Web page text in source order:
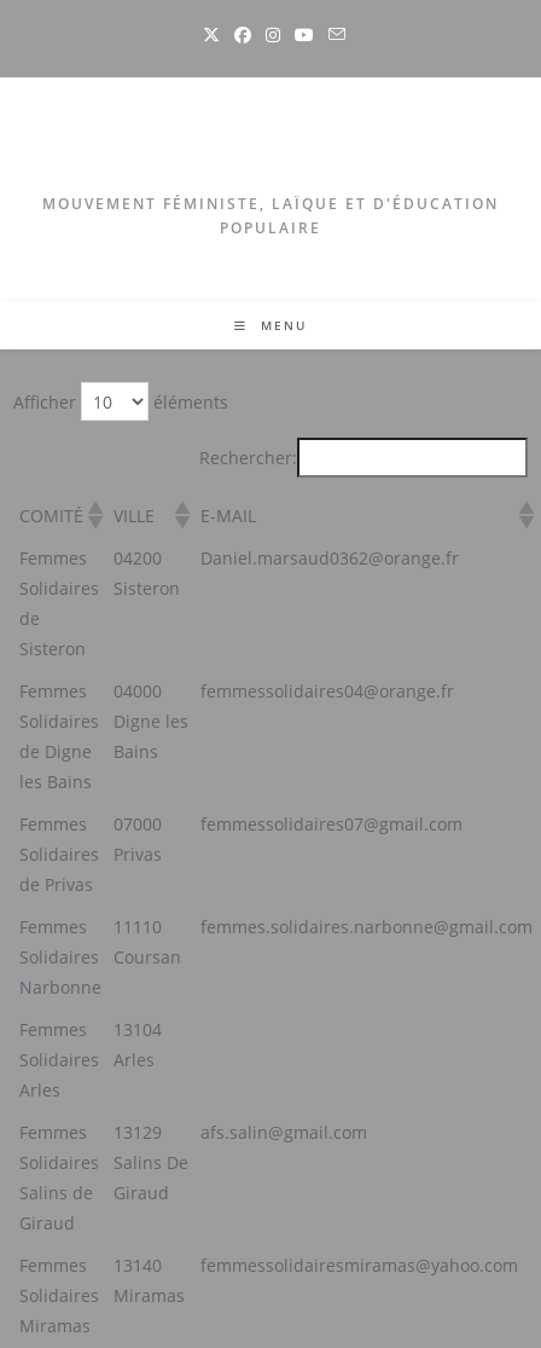
content
MOUVEMENT FÉMINISTE, LAÏQUE ET D'ÉDUCATION
POPULAIRE
MENU
Afficher éléments
Rechercher:
COMITÉ VILLE
E-MAIL
Femmes
Solidaires
de
Sisteron
04200
Sisteron
Daniel.marsaud0362@orange.fr
Femmes
Solidaires
de Digne
les Bains
04000
Digne les
Bains
femmessolidaires04@orange.fr
Femmes
Solidaires
de Privas
07000
Privas
femmessolidaires07@gmail.com
Femmes
Solidaires
Narbonne
11110
Coursan
femmes.solidaires.narbonne@gmail.com
Femmes
Solidaires
Arles
13104
Arles
Femmes
Solidaires
Salins de
Giraud
13129
Salins De
Giraud
afs.salin@gmail.com
Femmes
Solidaires
Miramas
13140
Miramas
femmessolidairesmiramas@yahoo.com